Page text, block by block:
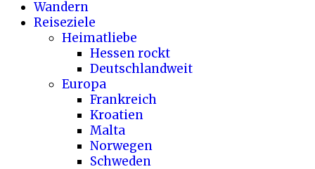
Wandern
Reiseziele
Heimatliebe
Hessen rockt
Deutschlandweit
Europa
Frankreich
Kroatien
Malta
Norwegen
Schweden